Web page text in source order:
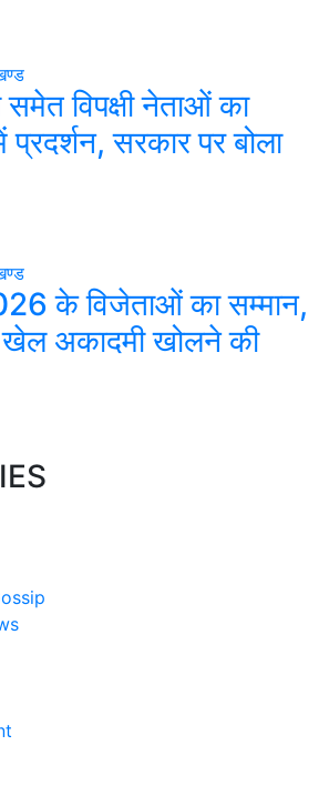
विपक्षी नेताओं का
सरकार पर बोला
के विजेताओं का सम्मान,
खेल अकादमी खोलने की